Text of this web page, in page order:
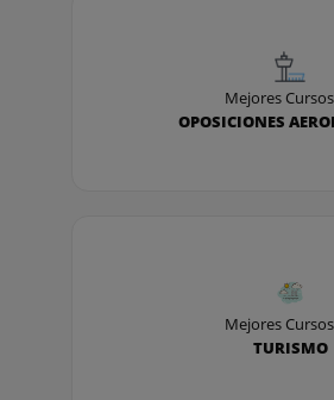
Mejores
OPOSICIONES
Mejores
TURISMO